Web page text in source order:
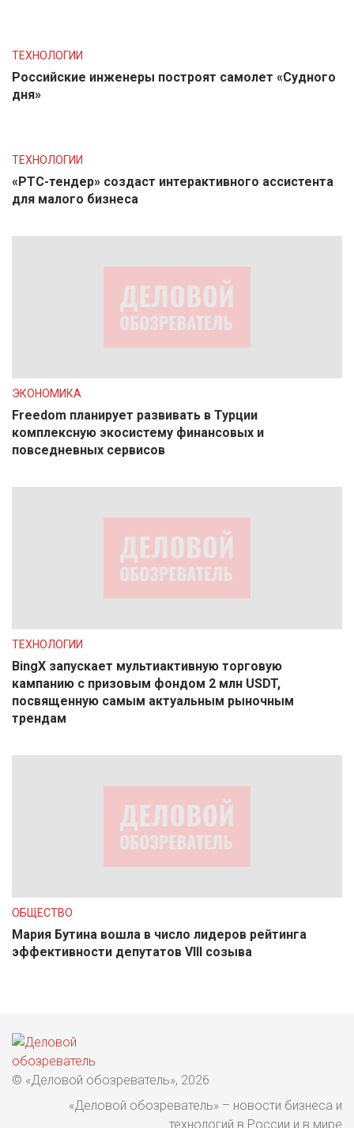
ТЕХНОЛОГИИ
Российские инженеры построят самолет «Судного
дня»
ТЕХНОЛОГИИ
«РТС-тендер» создаст интерактивного ассистента
для малого бизнеса
ЭКОНОМИКА
Freedom планирует развивать в Турции
комплексную экосистему финансовых и
повседневных сервисов
ТЕХНОЛОГИИ
BingX запускает мультиактивную торговую
кампанию с призовым фондом 2 млн USDT,
посвященную самым актуальным рыночным
трендам
ОБЩЕСТВО
Мария Бутина вошла в число лидеров рейтинга
эффективности депутатов VIII созыва
© «Деловой обозреватель», 2026
«Деловой обозреватель» – новости бизнеса и
технологий в России и в мире